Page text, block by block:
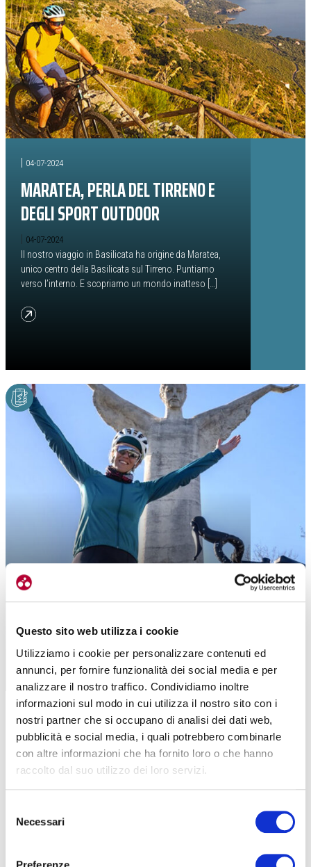
Questo sito web utilizza i cookie
Utilizziamo i cookie per personalizzare contenuti ed
annunci, per fornire funzionalità dei social media e per
analizzare il nostro traffico. Condividiamo inoltre
informazioni sul modo in cui utilizza il nostro sito con i
nostri partner che si occupano di analisi dei dati web,
pubblicità e social media, i quali potrebbero combinarle
con altre informazioni che ha fornito loro o che hanno
raccolto dal suo utilizzo dei loro servizi.
delNecessari
MARATEA, PERLA DEL TIRRENO E
DEGLI SPORT OUTDOOR
04-07-2024
Il nostro viaggio in Basilicata ha origine da Maratea,
unico centro della Basilicata sul Tirreno. Puntiamo
verso l’interno. E scopriamo un mondo inatteso […]
from Maratea, perla del Tirreno e degli sport outdoor
04-07-2024
ANELLO DEI PARCHI LUCANI, 700 KM IN UN
MONDO MAGICO
15-03-2024